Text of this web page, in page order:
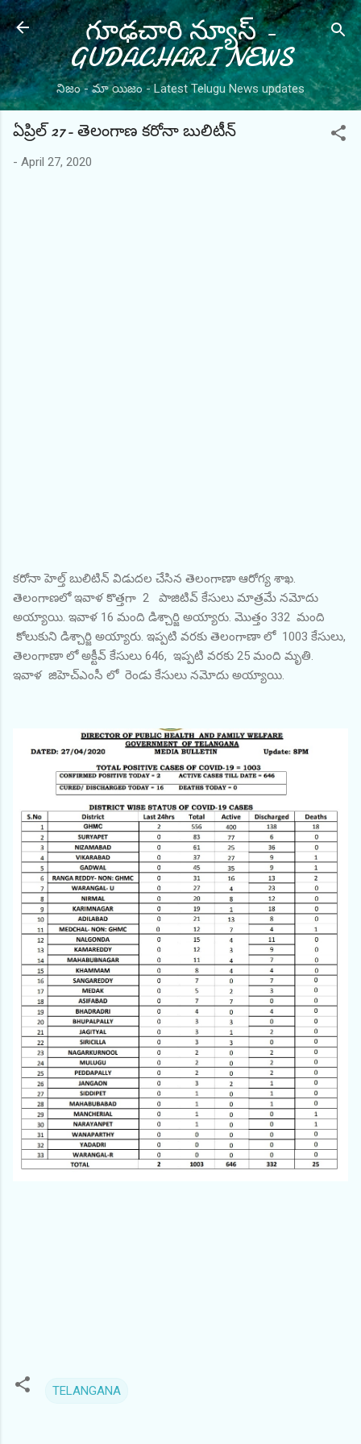
Skip to main content
గూఢచారి న్యూస్ -
GUDACHARI NEWS
నిజం - మా యిజం - Latest Telugu News updates
ఏప్రిల్ 27- తెలంగాణ కరోనా బులిటీన్
- April 27, 2020
కరోనా హెల్త్ బులిటిన్ విడుదల చేసిన తెలంగాణా ఆరోగ్య శాఖ.
తెలంగాణలో ఇవాళ కొత్తగా 2 పాజిటివ్ కేసులు మాత్రమే నమోదు
అయ్యాయి. ఇవాళ 16 మంది డిశ్చార్జి అయ్యారు. మొత్తం 332 మంది
కోలుకుని డిశ్చార్జి అయ్యారు. ఇప్పటి వరకు తెలంగాణా లో 1003 కేసులు,
తెలంగాణా లో అక్టీవ్ కేసులు 646, ఇప్పటి వరకు 25 మంది మృతి.
ఇవాళ జిహెచ్ఎంసీ లో రెండు కేసులు నమోదు అయ్యాయి.
TELANGANA